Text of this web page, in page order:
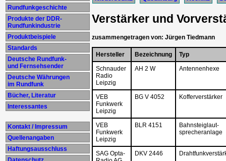
Rundfunkgeschichte
Produkte der DDR-
Rundfunkindustrie
Produktbeispiele
Standards
Deutsche Rundfunk-
und Fernsehsender
Deutsche Währungen
im Rundfunk
Bücher, Literatur
Interessantes
Kontakt / Impressum
Quellenangaben
Haftungsausschluss
Verstärker und
zusammengetragen von: Jürgen Tiedmann
Hersteller Bezeichnung
Typ
Schnauder
Radio
Leipzig
AH 2 W Antennenhexe
VEB
Funkwerk
Leipzig
BG V 4052 Kofferverstärker
VEB
Funkwerk
Leipzig
BLR 4151
Bahnsteiglaut-
sprecheranlage
SAG Opta-
DKV 2446